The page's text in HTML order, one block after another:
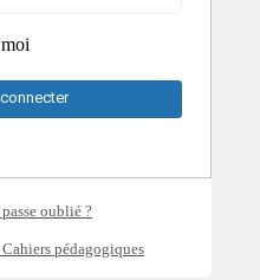
oublié ?
pédagogiques